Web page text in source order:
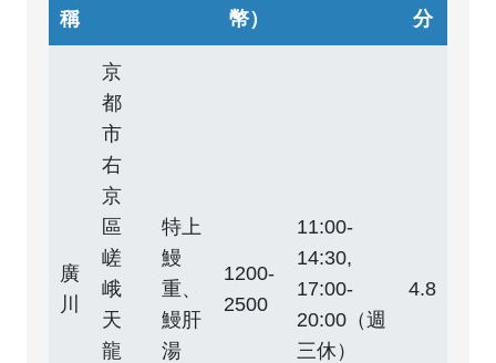
稱
幣）
分
廣
川
京
都
市
右
京
區
嵯
峨
天
龍
特上
鰻
重、
鰻肝
湯
1200-
2500
11:00-
14:30,
17:00-
20:00（週
三休）
4.8